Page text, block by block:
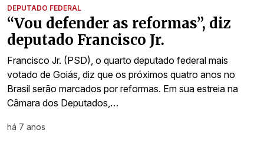
DEPUTADO FEDERAL
“Vou defender as reformas”, diz
deputado Francisco Jr.
Francisco Jr. (PSD), o quarto deputado federal mais
votado de Goiás, diz que os próximos quatro anos no
Brasil serão marcados por reformas. Em sua estreia na
Câmara dos Deputados,…
há 7 anos